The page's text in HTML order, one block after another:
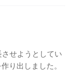
せようとしてい
り出しました。